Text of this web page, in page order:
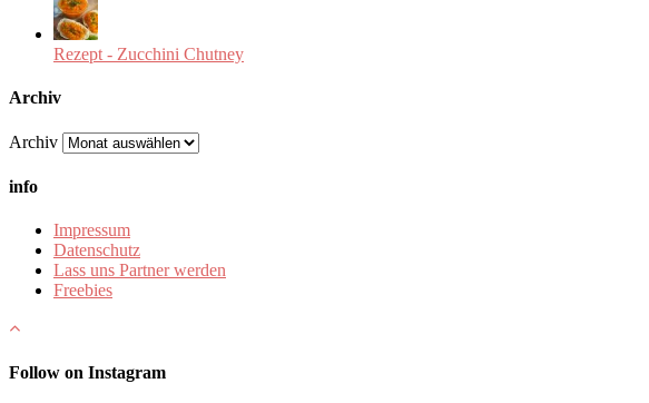
Rezept - Zucchini Chutney
Archiv
Archiv
info
Impressum
Datenschutz
Lass uns Partner werden
Freebies
Follow on Instagram